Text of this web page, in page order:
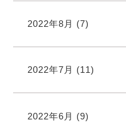
2022年8月 (7)
2022年7月 (11)
2022年6月 (9)